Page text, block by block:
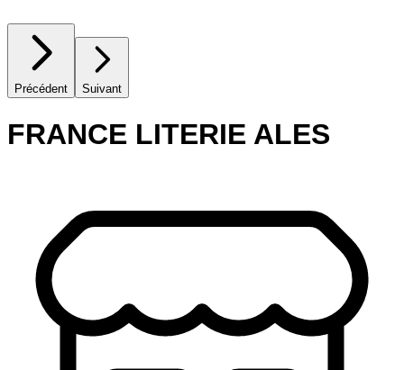
Précédent Suivant
FRANCE LITERIE ALES